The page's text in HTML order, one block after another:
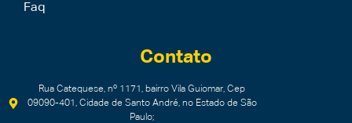
Faq
Contato
Rua Catequese, nº 1171, bairro Vila Guiomar, Cep
09090-401, Cidade de Santo André, no Estado de São
Paulo;